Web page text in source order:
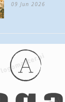
09 Jun 2026